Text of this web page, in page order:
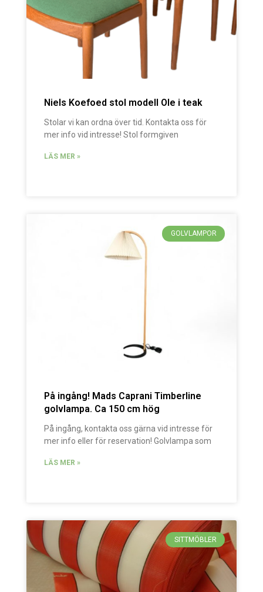
Niels Koefoed stol modell Ole i teak
Stolar vi kan ordna över tid. Kontakta oss för
mer info vid intresse! Stol formgiven
LÄS MER »
GOLVLAMPOR
På ingång! Mads Caprani Timberline
golvlampa. Ca 150 cm hög
På ingång, kontakta oss gärna vid intresse för
mer info eller för reservation! Golvlampa som
LÄS MER »
SITTMÖBLER